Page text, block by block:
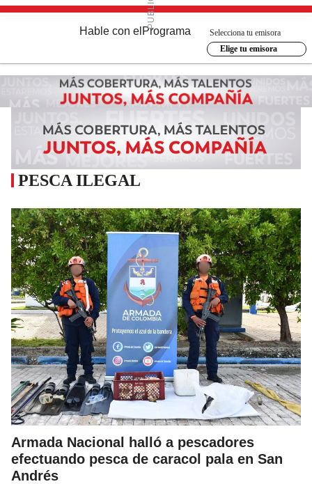
Hable con el Programa
Selecciona tu emisora
Elige tu emisora
PESCA ILEGAL
Armada Nacional halló a pescadores
efectuando pesca de caracol pala en San
Andrés